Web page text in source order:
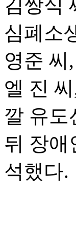
김쌍식
심폐소
영준 씨
엘 진
깔 유도
뒤 장애
석했다.